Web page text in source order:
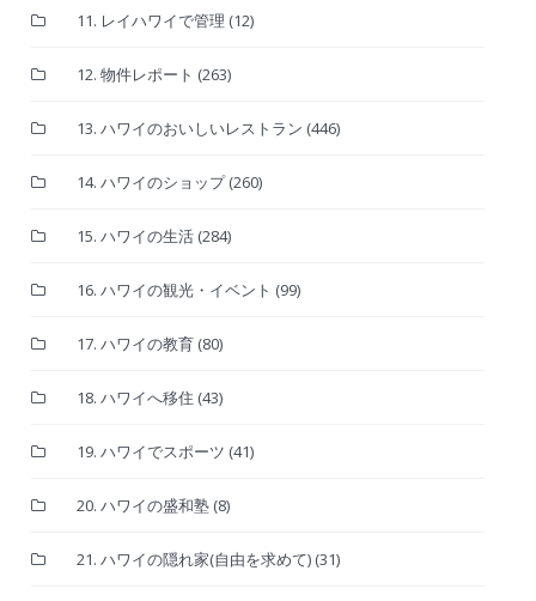
11. レイハワイで管理 (12)
12. 物件レポート (263)
13. ハワイのおいしいレストラン (446)
14. ハワイのショップ(260)
15. ハワイの生活 (284)
16. ハワイの観光・イベント (99)
17. ハワイの教育 (80)
18. ハワイへ移住 (43)
19. ハワイでスポーツ (41)
20. ハワイの盛和塾 (8)
21. ハワイの隠れ家(自由を求めて) (31)